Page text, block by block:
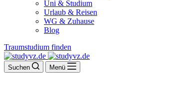
Uni & Studium
Urlaub & Reisen
WG & Zuhause
Blog
Traumstudium finden
Suchen Menü